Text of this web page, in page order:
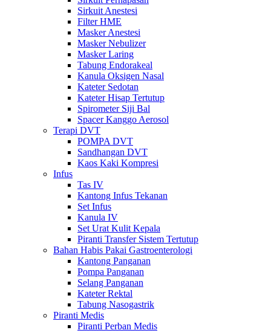
Sirkuit Anestesi
Filter HME
Masker Anestesi
Masker Nebulizer
Masker Laring
Tabung Endorakeal
Kanula Oksigen Nasal
Kateter Sedotan
Kateter Hisap Tertutup
Spirometer Siji Bal
Spacer Kanggo Aerosol
Terapi DVT
POMPA DVT
Sandhangan DVT
Kaos Kaki Kompresi
Infus
Tas IV
Kantong Infus Tekanan
Set Infus
Kanula IV
Set Urat Kulit Kepala
Piranti Transfer Sistem Tertutup
Bahan Habis Pakai Gastroenterologi
Kantong Panganan
Pompa Panganan
Selang Panganan
Kateter Rektal
Tabung Nasogastrik
Piranti Medis
Piranti Perban Medis